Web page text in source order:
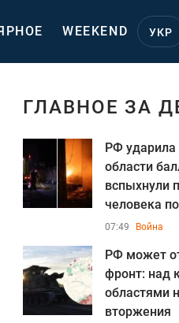
WEEKEND УКР
ГЛАВНОЕ ЗА
РФ ударила
области
вспыхнули
человека
07:49 Война
РФ может
фронт: над
областями
вторжения